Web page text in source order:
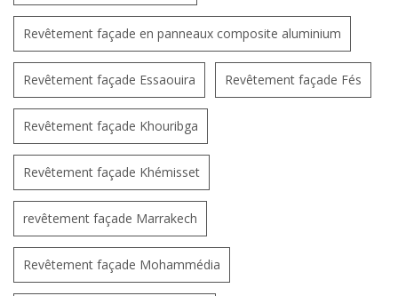
Revêtement façade en panneaux composite aluminium
Revêtement façade Essaouira Revêtement façade Fés
Revêtement façade Khouribga
Revêtement façade Khémisset
revêtement façade Marrakech
Revêtement façade Mohammédia